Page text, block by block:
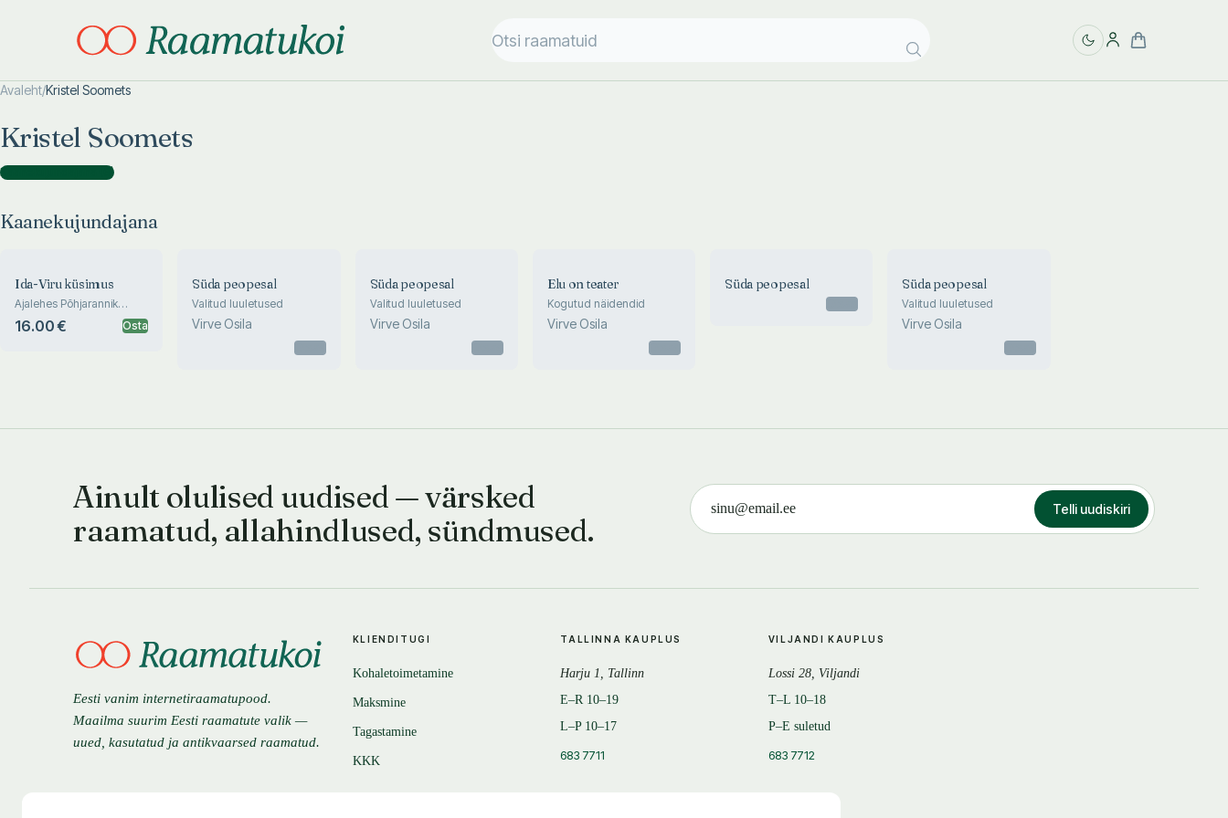
Avaleht/Kristel Soomets
Kristel Soomets
Kaanekujundajana )
Kaanekujundajana
Ida-Viru küsimus
Ajalehes Põhjarannik
aastatel 1992-2015
ilmunud intervjuud tuntud
16.00 € Osta
Süda peopesal
Valitud luuletused
Virve Osila
Süda peopesal
Valitud luuletused
Virve Osila
Elu on teater
Kogutud näidendid
Virve Osila
Süda peopesal Süda peopesal
Valitud luuletused
Virve Osila
Ainult olulised uudised — värsked
raamatud, allahindlused, sündmused.
Telli uudiskiri
Eesti vanim internetiraamatupood.
Maailma suurim Eesti raamatute valik —
uued, kasutatud ja antikvaarsed raamatud.
KLIENDITUGI
Kohaletoimetamine
Maksmine
Tagastamine
KKK
TALLINNA KAUPLUS
Harju 1, Tallinn
E–R 10–19
L–P 10–17
683 7711
VILJANDI KAUPLUS
Lossi 28, Viljandi
T–L 10–18
P–E suletud
683 7712